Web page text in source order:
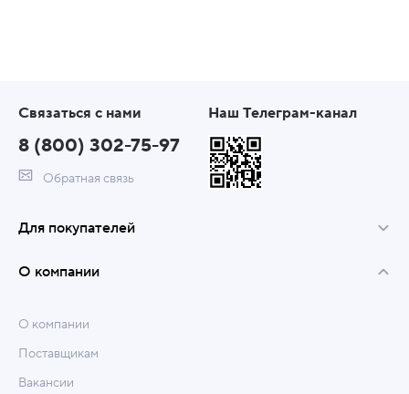
Связаться с нами
8 (800) 302-75-97
Обратная связь
Наш Телеграм-канал
Для покупателей
О компании
О компании
Поставщикам
Вакансии